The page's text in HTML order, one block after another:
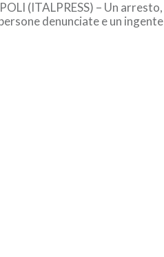
(ITALPRESS) – Un arresto,
denunciate e un ingente